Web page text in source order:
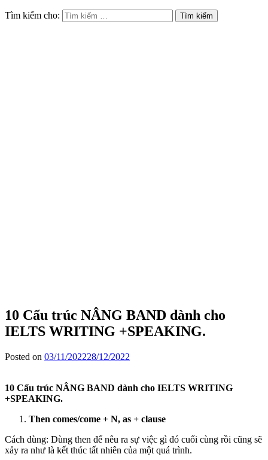
Tìm kiếm cho:
10 Cấu trúc NÂNG BAND dành cho
IELTS WRITING +SPEAKING.
Posted on 03/11/202228/12/2022
10 Cấu trúc NÂNG BAND dành cho IELTS WRITING
+SPEAKING.
Then comes/come + N, as + clause
Cách dùng: Dùng then để nêu ra sự việc gì đó cuối cùng rồi cũng sẽ
xảy ra như là kết thúc tất nhiên của một quá trình.